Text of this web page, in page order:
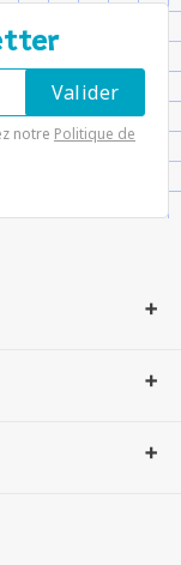
notre Politique de